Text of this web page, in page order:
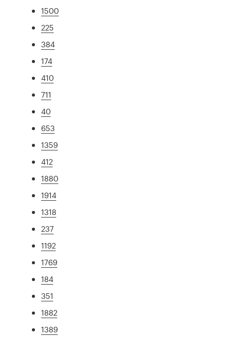
1500
225
384
174
410
711
40
653
1359
412
1880
1914
1318
237
1192
1769
184
351
1882
1389